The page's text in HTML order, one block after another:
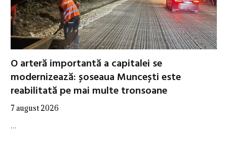
O arteră importantă a capitalei se
modernizează: șoseaua Muncești este
reabilitată pe mai multe tronsoane
7 august 2026
…